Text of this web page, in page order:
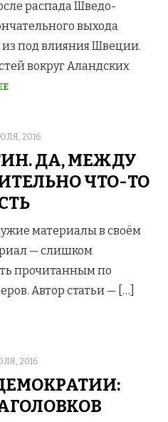
распада Шведо-
выхода
под влияния Швеции.
вокруг Аландских
2016
ДА, МЕЖДУ
ЧТО-ТО
материалы в своём
— слишком
прочитанным по
Автор статьи — […]
2016